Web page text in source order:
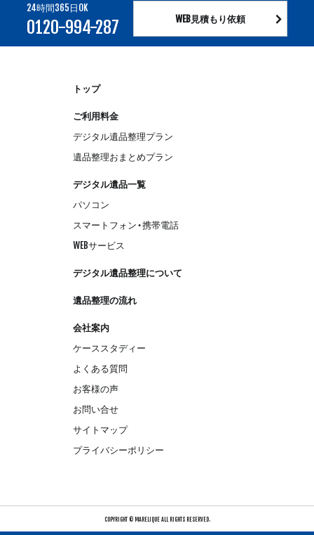
24時間365日OK
0120-994-287 WEB見積もり依頼
トップ
ご利用料金
デジタル遺品整理プラン
遺品整理おまとめプラン
デジタル遺品一覧
パソコン
スマートフォン・携帯電話
WEBサービス
デジタル遺品整理について
遺品整理の流れ
会社案内
ケーススタディー
よくある質問
お客様の声
お問い合せ
サイトマップ
プライバシーポリシー
COPYRIGHT © MARELIQUE ALL RIGHTS RESERVED.